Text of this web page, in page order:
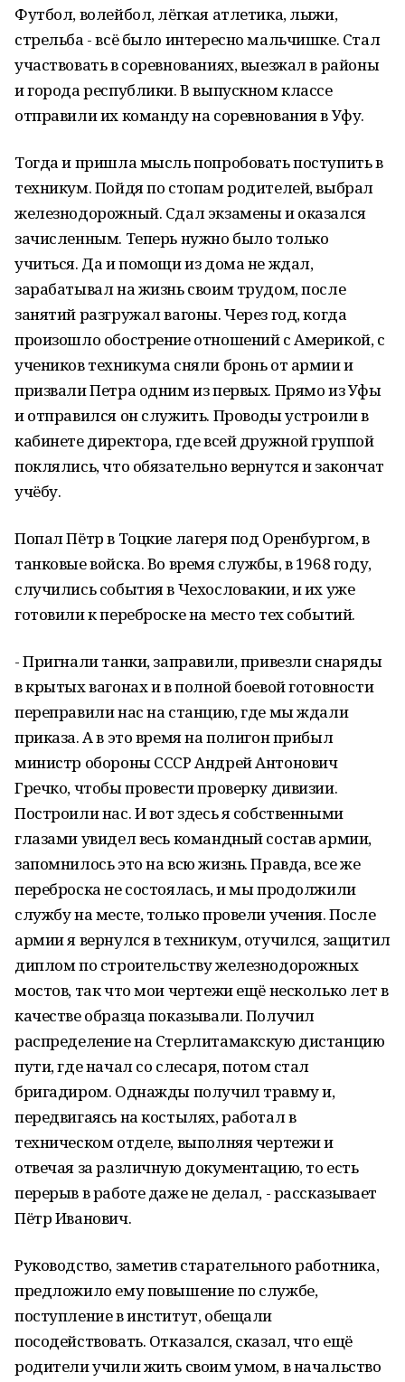
Футбол, волейбол, лёгкая атлетика, лыжи,
стрельба - всё было интересно мальчишке. Стал
участвовать в соревнованиях, выезжал в районы
и города республики. В выпускном классе
отправили их команду на соревнования в Уфу.
Тогда и пришла мысль попробовать поступить в
техникум. Пойдя по стопам родителей, выбрал
железнодорожный. Сдал экзамены и оказался
зачисленным. Теперь нужно было только
учиться. Да и помощи из дома не ждал,
зарабатывал на жизнь своим трудом, после
занятий разгружал вагоны. Через год, когда
произошло обострение отношений с Америкой, с
учеников техникума сняли бронь от армии и
призвали Петра одним из первых. Прямо из Уфы
и отправился он служить. Проводы устроили в
кабинете директора, где всей дружной группой
поклялись, что обязательно вернутся и закончат
учёбу.
Попал Пётр в Тоцкие лагеря под Оренбургом, в
танковые войска. Во время службы, в 1968 году,
случились события в Чехословакии, и их уже
готовили к переброске на место тех событий.
- Пригнали танки, заправили, привезли снаряды
в крытых вагонах и в полной боевой готовности
переправили нас на станцию, где мы ждали
приказа. А в это время на полигон прибыл
министр обороны СССР Андрей Антонович
Гречко, чтобы провести проверку дивизии.
Построили нас. И вот здесь я собственными
глазами увидел весь командный состав армии,
запомнилось это на всю жизнь. Правда, все же
переброска не состоялась, и мы продолжили
службу на месте, только провели учения. После
армии я вернулся в техникум, отучился, защитил
диплом по строительству железнодорожных
мостов, так что мои чертежи ещё несколько лет в
качестве образца показывали. Получил
распределение на Стерлитамакскую дистанцию
пути, где начал со слесаря, потом стал
бригадиром. Однажды получил травму и,
передвигаясь на костылях, работал в
техническом отделе, выполняя чертежи и
отвечая за различную документацию, то есть
перерыв в работе даже не делал, - рассказывает
Пётр Иванович.
Руководство, заметив старательного работника,
предложило ему повышение по службе,
поступление в институт, обещали
посодействовать. Отказался, сказал, что ещё
родители учили жить своим умом, в начальство